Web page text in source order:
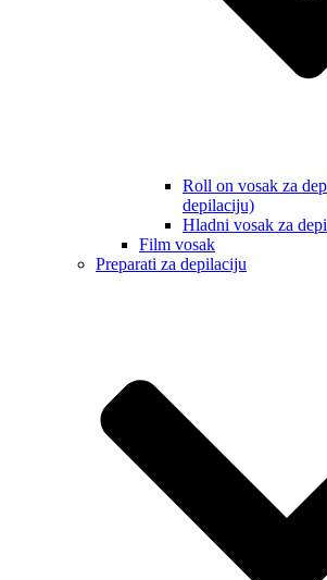
Roll on vosak za
depilaciju)
Hladni vosak za
Film vosak
Preparati za depilaciju